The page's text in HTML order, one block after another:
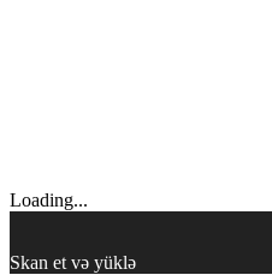
Loading...
Skan et və yüklə